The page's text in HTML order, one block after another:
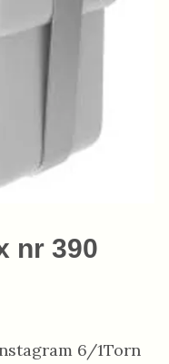
nr 390
6/1Torn